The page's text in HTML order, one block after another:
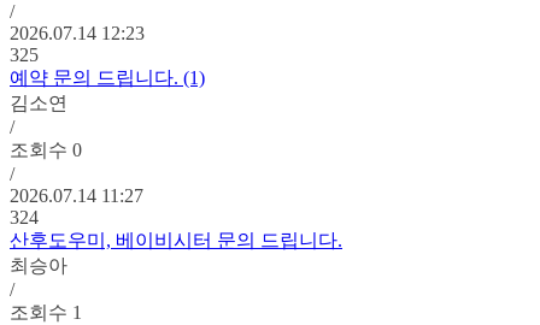
/
2026.07.14 12:23
325
예약 문의 드립니다. (1)
김소연
/
조회수 0
/
2026.07.14 11:27
324
산후도우미, 베이비시터 문의 드립니다.
최승아
/
조회수 1